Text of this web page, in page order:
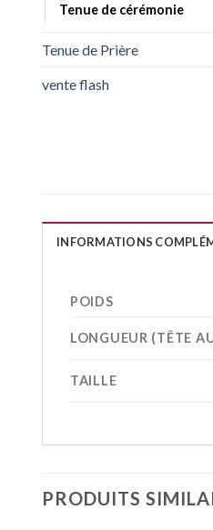
Tenue de cérémonie
Tenue de Prière
vente flash
INFORMATIONS
POIDS
LONGUEUR (TÊTE
TAILLE
PRODUITS